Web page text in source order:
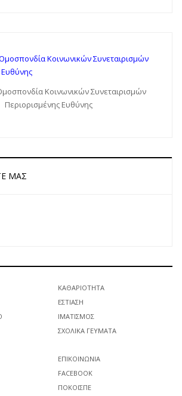
Κοινωνικών Συνεταιρισμών
Περιορισμένης Ευθύνης
ΜΑΣ
ΚΑΘΑΡΙΌΤΗΤΑ
ΕΣΤΊΑΣΗ
ΙΜΑΤΙΣΜΌΣ
ΣΧΟΛΙΚΆ ΓΕΎΜΑΤΑ
ΕΠΙΚΟΙΝΩΝΊΑ
FACEBOOK
ΠΟΚΟΙΣΠΕ